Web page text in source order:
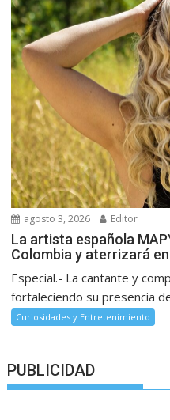
agosto 3, 2026 Editor
La artista española
Colombia y aterrizará
Especial.- La cantante y
fortaleciendo su presencia
Curiosidades y Entretenimiento
PUBLICIDAD